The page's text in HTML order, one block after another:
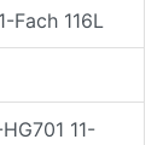
Fach 116L
11-